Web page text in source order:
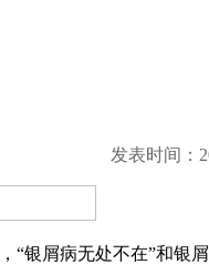
发表时间：
屑病无处不在”和银